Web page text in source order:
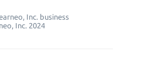
Inc. business
Inc. 2024